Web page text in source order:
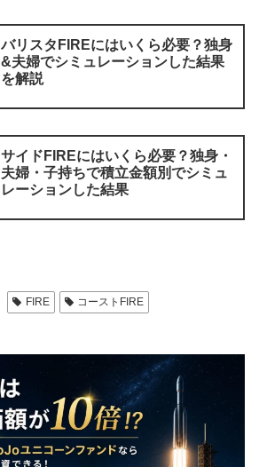
バリスタFIREにはいくら必要？独身
&夫婦でシミュレーションした結果
を解説
サイドFIREにはいくら必要？独身・
夫婦・子持ちで積立金額別でシミュ
レーションした結果
FIRE
コーストFIRE